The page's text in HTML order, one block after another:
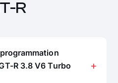
R
R 3.8 V6 Turbo